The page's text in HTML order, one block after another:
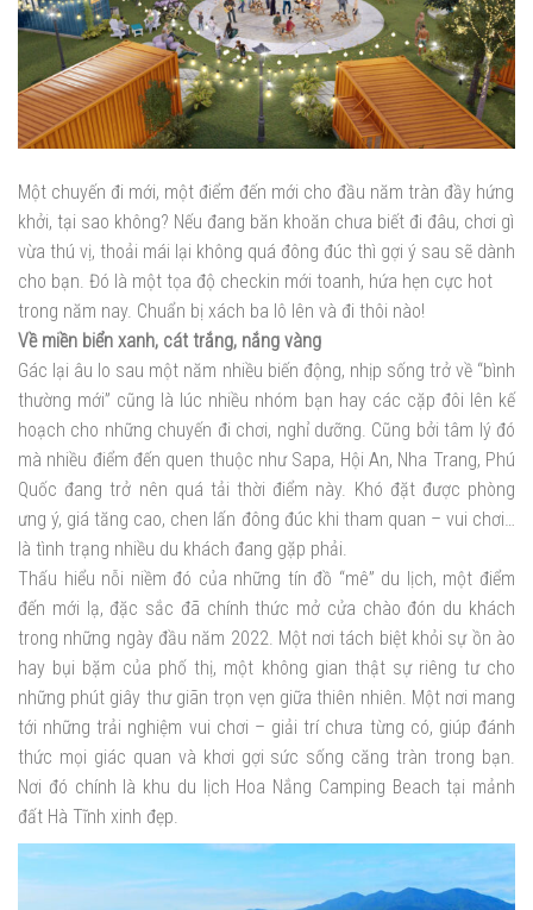
Một chuyến đi mới, một điểm đến mới cho đầu năm tràn đầy hứng
khởi, tại sao không? Nếu đang băn khoăn chưa biết đi đâu, chơi gì
vừa thú vị, thoải mái lại không quá đông đúc thì gợi ý sau sẽ dành
cho bạn. Đó là một tọa độ checkin mới toanh, hứa hẹn cực hot
trong năm nay. Chuẩn bị xách ba lô lên và đi thôi nào!
Về miền biển xanh, cát trắng, nắng vàng
Gác lại âu lo sau một năm nhiều biến động, nhịp sống trở về “bình
thường mới” cũng là lúc nhiều nhóm bạn hay các cặp đôi lên kế
hoạch cho những chuyến đi chơi, nghỉ dưỡng. Cũng bởi tâm lý đó
mà nhiều điểm đến quen thuộc như Sapa, Hội An, Nha Trang, Phú
Quốc đang trở nên quá tải thời điểm này. Khó đặt được phòng
ưng ý, giá tăng cao, chen lấn đông đúc khi tham quan – vui chơi…
là tình trạng nhiều du khách đang gặp phải.
Thấu hiểu nỗi niềm đó của những tín đồ “mê” du lịch, một điểm
đến mới lạ, đặc sắc đã chính thức mở cửa chào đón du khách
trong những ngày đầu năm 2022. Một nơi tách biệt khỏi sự ồn ào
hay bụi bặm của phố thị, một không gian thật sự riêng tư cho
những phút giây thư giãn trọn vẹn giữa thiên nhiên. Một nơi mang
tới những trải nghiệm vui chơi – giải trí chưa từng có, giúp đánh
thức mọi giác quan và khơi gợi sức sống căng tràn trong bạn.
Nơi đó chính là khu du lịch Hoa Nắng Camping Beach tại mảnh
đất Hà Tĩnh xinh đẹp.